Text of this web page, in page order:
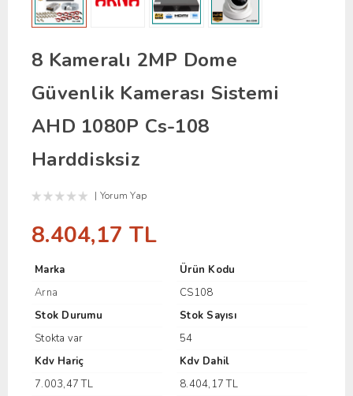
8 Kameralı 2MP Dome
Güvenlik Kamerası Sistemi
AHD 1080P Cs-108
Harddisksiz
Yorum Yap
8.404,17 TL
Marka
Arna
Ürün Kodu
CS108
Stok Durumu
Stokta var
Stok Sayısı
54
Kdv Hariç
7.003,47 TL
Kdv Dahil
8.404,17 TL